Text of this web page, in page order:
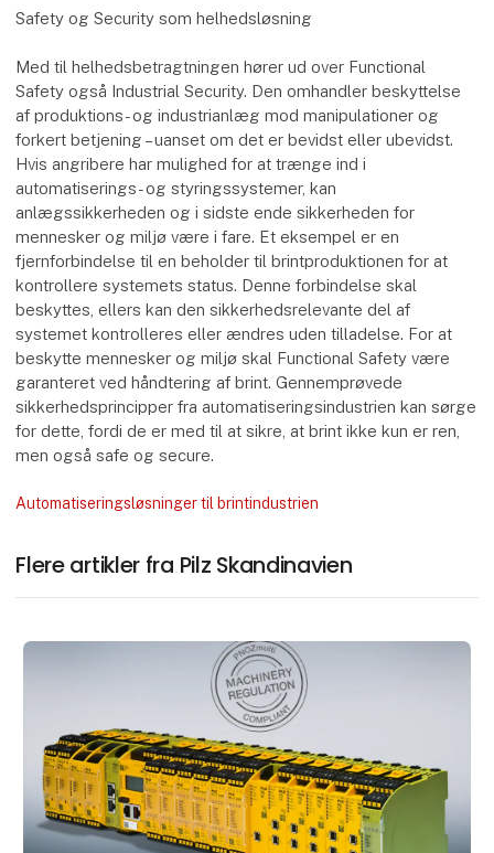
Safety og Security som helhedsløsning
Med til helhedsbetragtningen hører ud over Functional
Safety også Industrial Security. Den omhandler beskyttelse
af produktions- og industrianlæg mod manipulationer og
forkert betjening – uanset om det er bevidst eller ubevidst.
Hvis angribere har mulighed for at trænge ind i
automatiserings- og styringssystemer, kan
anlægssikkerheden og i sidste ende sikkerheden for
mennesker og miljø være i fare. Et eksempel er en
fjernforbindelse til en beholder til brintproduktionen for at
kontrollere systemets status. Denne forbindelse skal
beskyttes, ellers kan den sikkerhedsrelevante del af
systemet kontrolleres eller ændres uden tilladelse. For at
beskytte mennesker og miljø skal Functional Safety være
garanteret ved håndtering af brint. Gennemprøvede
sikkerhedsprincipper fra automatiseringsindustrien kan sørge
for dette, fordi de er med til at sikre, at brint ikke kun er ren,
men også safe og secure.
Automatiseringsløsninger til brintindustrien
Flere artikler fra Pilz Skandinavien